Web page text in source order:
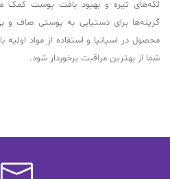
لکه‌های تیره و بهبود بافت پوست کمک
گزینه‌ها برای دستیابی به پوستی صاف و
محصول در اسپانیا و استفاده از مواد
شما از بهترین مراقبت برخوردار شود.